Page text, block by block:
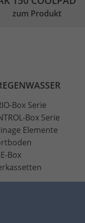
zum Produkt
Box Serie
Box Serie
Elemente
Box